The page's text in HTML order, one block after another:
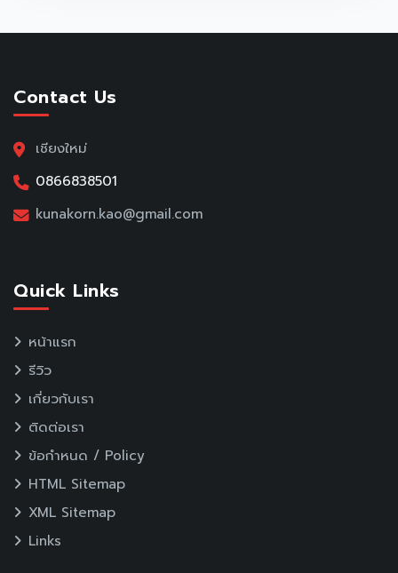
Contact Us
เชียงใหม่
0866838501
kunakorn.kao@gmail.com
Quick Links
หน้าแรก
รีวิว
เกี่ยวกับเรา
ติดต่อเรา
ข้อกำหนด / Policy
HTML Sitemap
XML Sitemap
Links